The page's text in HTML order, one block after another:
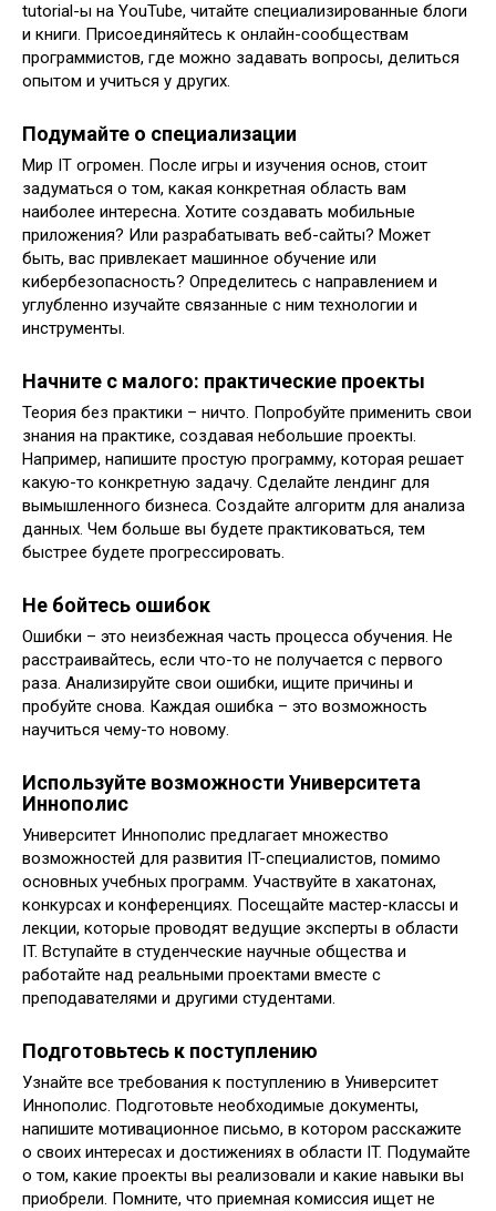
tutorial-ы на YouTube, читайте специализированные блоги
и книги. Присоединяйтесь к онлайн-сообществам
программистов, где можно задавать вопросы, делиться
опытом и учиться у других.
Подумайте о специализации
Мир IT огромен. После игры и изучения основ, стоит
задуматься о том, какая конкретная область вам
наиболее интересна. Хотите создавать мобильные
приложения? Или разрабатывать веб-сайты? Может
быть, вас привлекает машинное обучение или
кибербезопасность? Определитесь с направлением и
углубленно изучайте связанные с ним технологии и
инструменты.
Начните с малого: практические проекты
Теория без практики – ничто. Попробуйте применить свои
знания на практике, создавая небольшие проекты.
Например, напишите простую программу, которая решает
какую-то конкретную задачу. Сделайте лендинг для
вымышленного бизнеса. Создайте алгоритм для анализа
данных. Чем больше вы будете практиковаться, тем
быстрее будете прогрессировать.
Не бойтесь ошибок
Ошибки – это неизбежная часть процесса обучения. Не
расстраивайтесь, если что-то не получается с первого
раза. Анализируйте свои ошибки, ищите причины и
пробуйте снова. Каждая ошибка – это возможность
научиться чему-то новому.
Используйте возможности Университета
Иннополис
Университет Иннополис предлагает множество
возможностей для развития IT-специалистов, помимо
основных учебных программ. Участвуйте в хакатонах,
конкурсах и конференциях. Посещайте мастер-классы и
лекции, которые проводят ведущие эксперты в области
IT. Вступайте в студенческие научные общества и
работайте над реальными проектами вместе с
преподавателями и другими студентами.
Подготовьтесь к поступлению
Узнайте все требования к поступлению в Университет
Иннополис. Подготовьте необходимые документы,
напишите мотивационное письмо, в котором расскажите
о своих интересах и достижениях в области IT. Подумайте
о том, какие проекты вы реализовали и какие навыки вы
приобрели. Помните, что приемная комиссия ищет не